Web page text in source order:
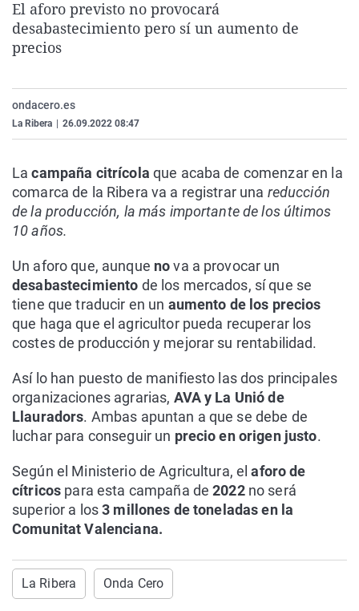
El aforo previsto no provocará
desabastecimiento pero sí un aumento de
precios
ondacero.es
La Ribera 26.09.2022 08:47
Lacampaña citrícola que acaba de comenzar en la
comarca de la Ribera va a registrar una reducción
de la producción, la más importante de los últimos
10 años.
Un aforo que, aunque nova a provocar un
desabastecimiento de los mercados, sí que se
tiene que traducir en un aumento de los precios
que haga que el agricultor pueda recuperar los
costes de producción y mejorar su rentabilidad.
Así lo han puesto de manifiesto las dos principales
organizaciones agrarias, AVA y La Unió de
Llauradors. Ambas apuntan a que se debe de
luchar para conseguir un precio en origen justo.
Según el Ministerio de Agricultura, elaforo de
cítricos para esta campaña de2022 no será
superior a los3 millones de toneladas en la
Comunitat Valenciana.
La Ribera Onda Cero